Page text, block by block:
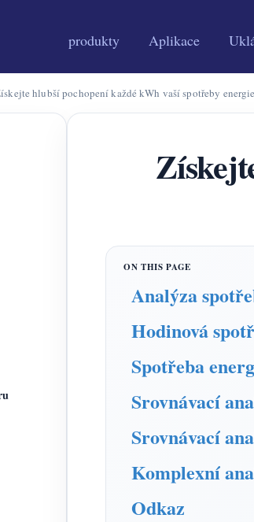
produkty Aplikace
hlubší pochopení každé kWh vaší spotřeby energie
Analýza
Hodinová
Spotřeba
Srovnávací
Srovnávací
Komplexní
Odkaz